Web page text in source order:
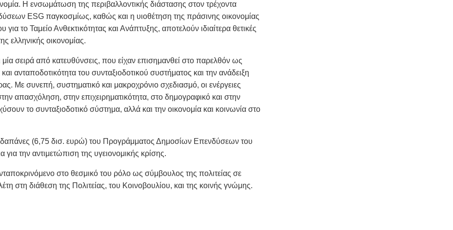
Η ενσωμάτωση της περιβαλλοντικής διάστασης στον τρέχοντα
ESG παγκοσμίως, καθώς και η υιοθέτηση της πράσινης οικονομίας
το Ταμείο Ανθεκτικότητας και Ανάπτυξης, αποτελούν ιδιαίτερα θετικές
ελληνικής οικονομίας.
σειρά από κατευθύνσεις, που είχαν επισημανθεί στο παρελθόν ως
ανταποδοτικότητα του συνταξιοδοτικού συστήματος και την ανάδειξη
Με συνεπή, συστηματικό και μακροχρόνιο σχεδιασμό, οι ενέργειες
απασχόληση, στην επιχειρηματικότητα, στο δημογραφικό και στην
το συνταξιοδοτικό σύστημα, αλλά και την οικονομία και κοινωνία στο
δαπάνες (6,75 δισ. ευρώ) του Προγράμματος Δημοσίων Επενδύσεων του
την αντιμετώπιση της υγειονομικής κρίσης.
στο θεσμικό του ρόλο ως σύμβουλος της πολιτείας σε
στη διάθεση της Πολιτείας, του Κοινοβουλίου, και της κοινής γνώμης.